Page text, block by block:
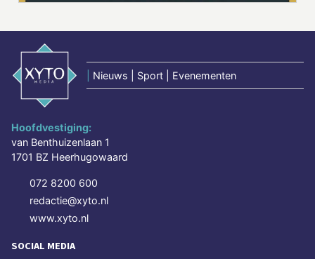
Nieuws | Sport | Evenementen
Hoofdvestiging:
van Benthuizenlaan 1
1701 BZ Heerhugowaard
072 8200 600
redactie@xyto.nl
www.xyto.nl
SOCIAL MEDIA